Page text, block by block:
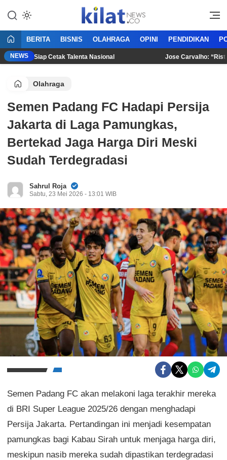
KilatNews.co
Mencerdaskan Anak Bangsa
BERITA BISNIS OLAHRAGA OPINI PENDIDIKAN
NEWSSiap Cetak Talenta Nasional Jose Carvalho: “Risto
Olahraga
Semen Padang FC Hadapi Persija
Jakarta di Laga Pamungkas,
Bertekad Jaga Harga Diri Meski
Sudah Terdegradasi
Sahrul Roja
Sabtu, 23 Mei 2026 - 13:01 WIB
Semen Padang FC akan melakoni laga terakhir mereka
di BRI Super League 2025/26 dengan menghadapi
Persija Jakarta. Pertandingan ini menjadi kesempatan
pamungkas bagi Kabau Sirah untuk menjaga harga diri,
meskipun nasib mereka sudah dipastikan terdegradasi